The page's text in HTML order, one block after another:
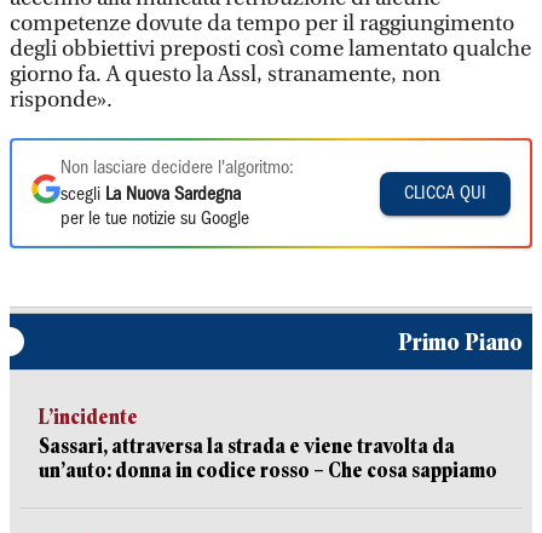
competenze dovute da tempo per il raggiungimento
degli obbiettivi preposti così come lamentato qualche
giorno fa. A questo la Assl, stranamente, non
risponde».
Non lasciare decidere l'algoritmo:
scegli La Nuova Sardegna
per le tue notizie su Google
CLICCA QUI
Primo Piano
L’incidente
Sassari, attraversa la strada e viene travolta da
un’auto: donna in codice rosso – Che cosa sappiamo